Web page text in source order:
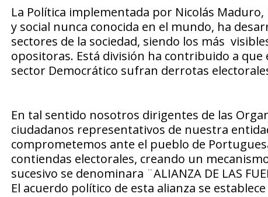
La Política implementada por Nicolás
y social nunca conocida en el mundo, ha
sectores de la sociedad, siendo los más
opositoras. Está división ha contribuido a que
sector Democrático sufran derrotas
En tal sentido nosotros dirigentes de las
ciudadanos representativos de nuestra
comprometemos ante el pueblo de
contiendas electorales, creando un
sucesivo se denominara ¨ALIANZA DE LAS
El acuerdo político de esta alianza se